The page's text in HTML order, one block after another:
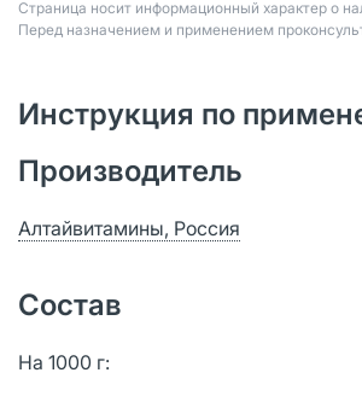
Страница носит информационный характер о
Перед назначением и применением
Инструкция по
Производитель
Алтайвитамины, Россия
Состав
На 1000 г: